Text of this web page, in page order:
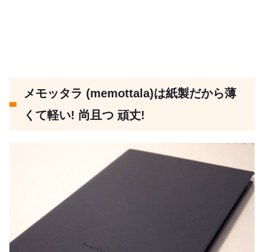
メモッタラ (memottala)は紙製だから薄
くて軽い! 尚且つ 頑丈!